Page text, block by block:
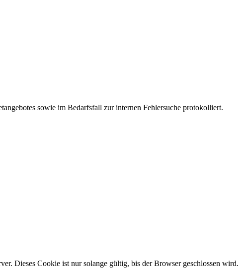
sowie im Bedarfsfall zur internen Fehlersuche protokolliert.
Dieses Cookie ist nur solange gültig, bis der Browser geschlossen wird.